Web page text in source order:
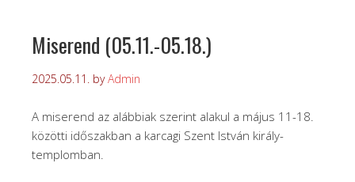
Miserend (05.11.-05.18.)
2025.05.11. byAdmin
A miserend az alábbiak szerint alakul a május 11-18.
közötti időszakban a karcagi Szent István király-
templomban.